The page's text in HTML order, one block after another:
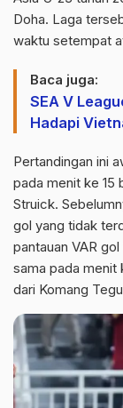
Doha. Laga
waktu setempat
Baca juga:
SEA V
Hadapi
Pertandingan ini
pada menit ke 15
Struick.
gol yang tidak
pantauan VAR
sama pada menit
dari Komang